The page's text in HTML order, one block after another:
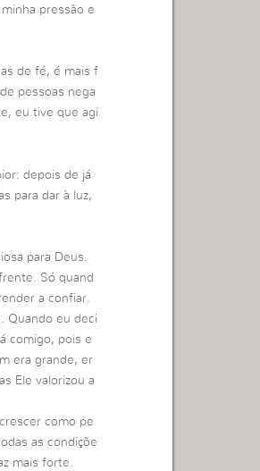
pressão e
de fé, é mais f
pessoas nega
eu tive que agi
depois de já
para dar à luz,
para Deus.
Só quand
a confiar.
Quando eu deci
comigo, pois e
era grande, er
Ele valorizou a
como pe
as condiçõe
mais forte.